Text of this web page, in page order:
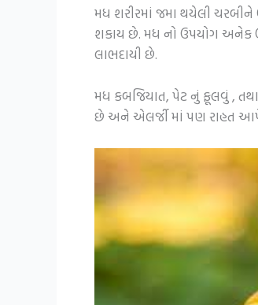
મધ શરીરમાં જમા થયેલી
શકાય છે. મધ નો ઉપયોગ અનેક
લાભદાયી છે.
મધ કબજિયાત, પેટ નું ફૂલવું , તથા
છે અને એલર્જી માં પણ રાહત